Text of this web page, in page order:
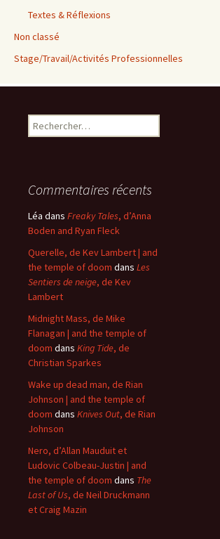
Textes & Réflexions
Non classé
Stage/Travail/Activités Professionnelles
Rechercher :
Commentaires récents
Léa dans Freaky Tales, d’Anna
Boden and Ryan Fleck
Querelle, de Kev Lambert | and
the temple of doom dans Les
Sentiers de neige, de Kev
Lambert
Midnight Mass, de Mike
Flanagan | and the temple of
doom dans King Tide, de
Christian Sparkes
Wake up dead man, de Rian
Johnson | and the temple of
doom dans Knives Out, de Rian
Johnson
Nero, d’Allan Mauduit et
Ludovic Colbeau-Justin | and
the temple of doom dans The
Last of Us, de Neil Druckmann
et Craig Mazin